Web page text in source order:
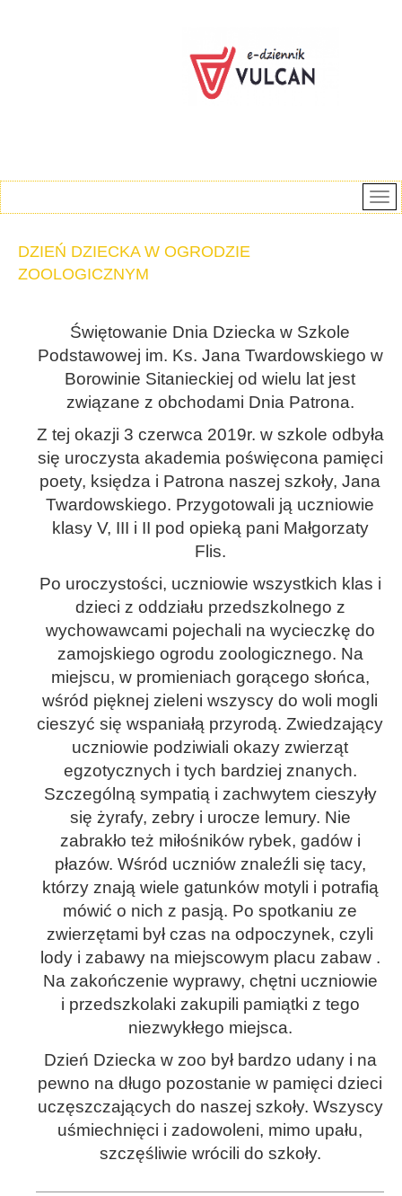
DZIEŃ DZIECKA W OGRODZIE
ZOOLOGICZNYM
Świętowanie Dnia Dziecka w Szkole
Podstawowej im. Ks. Jana Twardowskiego w
Borowinie Sitanieckiej od wielu lat jest
związane z obchodami Dnia Patrona.
Z tej okazji 3 czerwca 2019r. w szkole odbyła
się uroczysta akademia poświęcona pamięci
poety, księdza i Patrona naszej szkoły, Jana
Twardowskiego. Przygotowali ją uczniowie
klasy V, III i II pod opieką pani Małgorzaty
Flis.
Po uroczystości, uczniowie wszystkich klas i
dzieci z oddziału przedszkolnego z
wychowawcami pojechali na wycieczkę do
zamojskiego ogrodu zoologicznego. Na
miejscu, w promieniach gorącego słońca,
wśród pięknej zieleni wszyscy do woli mogli
cieszyć się wspaniałą przyrodą. Zwiedzający
uczniowie podziwiali okazy zwierząt
egzotycznych i tych bardziej znanych.
Szczególną sympatią i zachwytem cieszyły
się żyrafy, zebry i urocze lemury. Nie
zabrakło też miłośników rybek, gadów i
płazów. Wśród uczniów znaleźli się tacy,
którzy znają wiele gatunków motyli i potrafią
mówić o nich z pasją. Po spotkaniu ze
zwierzętami był czas na odpoczynek, czyli
lody i zabawy na miejscowym placu zabaw .
Na zakończenie wyprawy, chętni uczniowie
i przedszkolaki zakupili pamiątki z tego
niezwykłego miejsca.
Dzień Dziecka w zoo był bardzo udany i na
pewno na długo pozostanie w pamięci dzieci
uczęszczających do naszej szkoły. Wszyscy
uśmiechnięci i zadowoleni, mimo upału,
szczęśliwie wrócili do szkoły.